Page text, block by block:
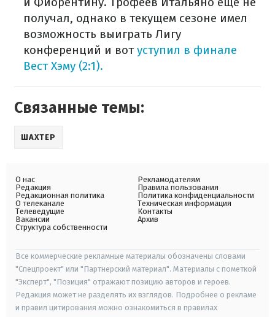
получал, однако в текущем сезоне имел
возможность выиграть Лигу
конференций и вотуступил в финале
Вест Хэму (2:1).
Связанные темы:
ШАХТЕР
О нас
Редакция
Редакционная политика
О телеканале
Телеведущие
Вакансии
Структура собственности
Рекламодателям
Правила пользования
Политика конфиденциальности
Техническая информация
Контакты
Архив
Все коммерческие рекламные материалы обозначены словами
"Спецпроект" или "Партнерский материал". Материалы с пометкой
"Эксперт", "Позиция" отражают позицию авторов и героев.
Редакция может не разделять их взглядов. Подробнее о рекламе
и правил цитирования можно ознакомиться в правилах